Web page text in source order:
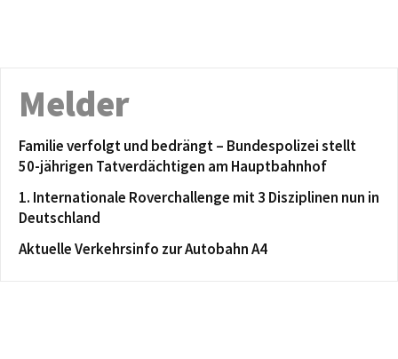
Melder
Familie verfolgt und bedrängt – Bundespolizei stellt
50-jährigen Tatverdächtigen am Hauptbahnhof
1. Internationale Roverchallenge mit 3 Disziplinen nun in
Deutschland
Aktuelle Verkehrsinfo zur Autobahn A4